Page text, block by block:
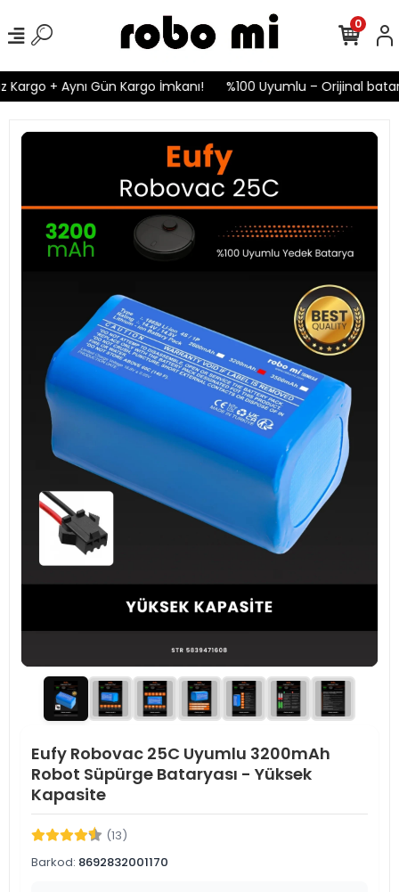
+ Aynı Gün Kargo İmkanı! %100 Uyumlu – Orijinal
0
Eufy Robovac 25C Uyumlu 3200mAh
Robot Süpürge Bataryası - Yüksek
Kapasite
(13)
Barkod: 8692832001170